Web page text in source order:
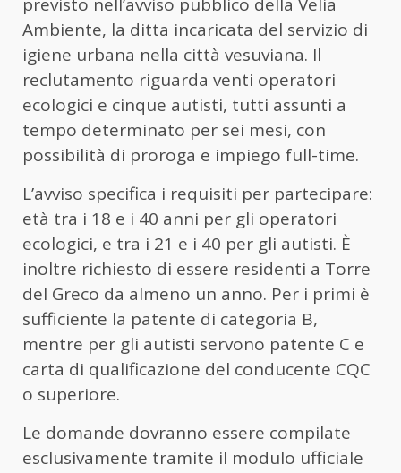
previsto nell’avviso pubblico della Velia
Ambiente, la ditta incaricata del servizio di
igiene urbana nella città vesuviana. Il
reclutamento riguarda venti operatori
ecologici e cinque autisti, tutti assunti a
tempo determinato per sei mesi, con
possibilità di proroga e impiego full-time.
L’avviso specifica i requisiti per partecipare:
età tra i 18 e i 40 anni per gli operatori
ecologici, e tra i 21 e i 40 per gli autisti. È
inoltre richiesto di essere residenti a Torre
del Greco da almeno un anno. Per i primi è
sufficiente la patente di categoria B,
mentre per gli autisti servono patente C e
carta di qualificazione del conducente CQC
o superiore.
Le domande dovranno essere compilate
esclusivamente tramite il modulo ufficiale